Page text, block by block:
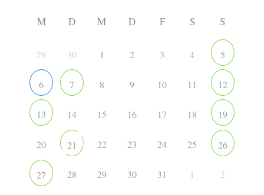
M D M D F S S
29 30 1 2 3 4 5
6 7 8 9 10 11 12
13 14 15 16 17 18 19
20 21 22 23 24 25 26
27 28 29 30 31 1 2